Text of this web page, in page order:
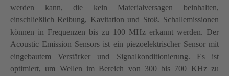
werden kann, die kein Materialversagen beinhalten,
einschließlich Reibung, Kavitation und Stoß. Schallemissionen
können in Frequenzen bis zu 100 MHz erkannt werden. Der
Acoustic Emission Sensors ist ein piezoelektrischer Sensor mit
eingebautem Verstärker und Signalkonditionierung. Es ist
optimiert, um Wellen im Bereich von 300 bis 700 KHz zu